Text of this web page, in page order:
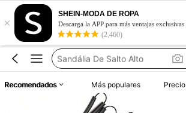
×
SHEIN-MODA DE ROPA
Descarga la APP para más ventajas exclusivas
(2,460)
Sandalias De Salto
Mini Salto
Sandália De Salto Alto
Recomendados Más populares Precio